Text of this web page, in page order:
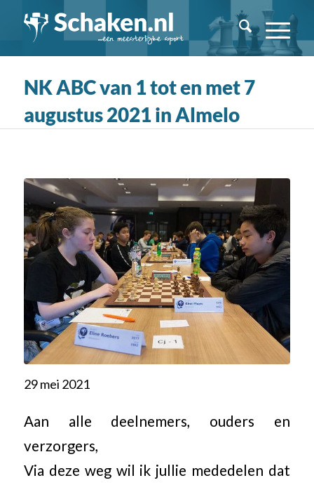
NK ABC van 1 tot en met 7
augustus 2021 in Almelo
29 mei 2021
Aan alle deelnemers, ouders en
verzorgers,
Via deze weg wil ik jullie mededelen dat